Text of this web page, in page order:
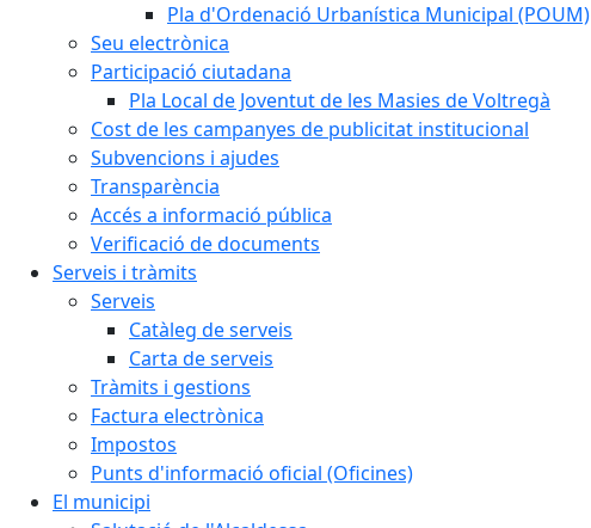
Pla d'Ordenació Urbanística Municipal (POUM)
Seu electrònica
Participació ciutadana
Pla Local de Joventut de les Masies de Voltregà
Cost de les campanyes de publicitat institucional
Subvencions i ajudes
Transparència
Accés a informació pública
Verificació de documents
Serveis i tràmits
Serveis
Catàleg de serveis
Carta de serveis
Tràmits i gestions
Factura electrònica
Impostos
Punts d'informació oficial (Oficines)
El municipi